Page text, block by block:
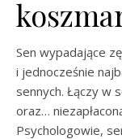
Sen wypadające
i jednocześnie
sennych. Łączy w
oraz…
Psychologowie,